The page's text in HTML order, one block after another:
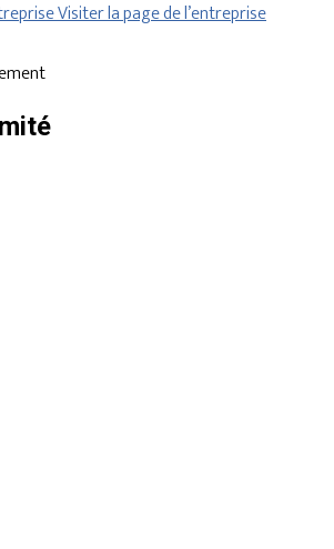
Visiter la page de l’entreprise